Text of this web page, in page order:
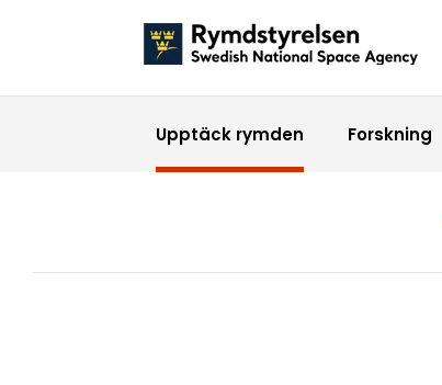
Upptäck rymden Forskning